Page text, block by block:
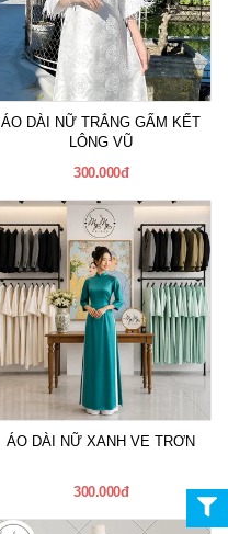
ÁO DÀI NỮ TRẮNG GẤM KẾT
LÔNG VŨ
300.000đ
ÁO DÀI NỮ XANH VE TRƠN
300.000đ